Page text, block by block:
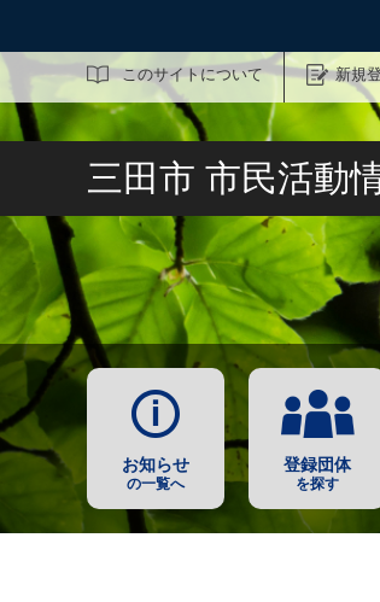
このサイトについて 新規
サイト内検索
三田市 市民活動
お知らせ
の一覧へ
登録団体
を探す